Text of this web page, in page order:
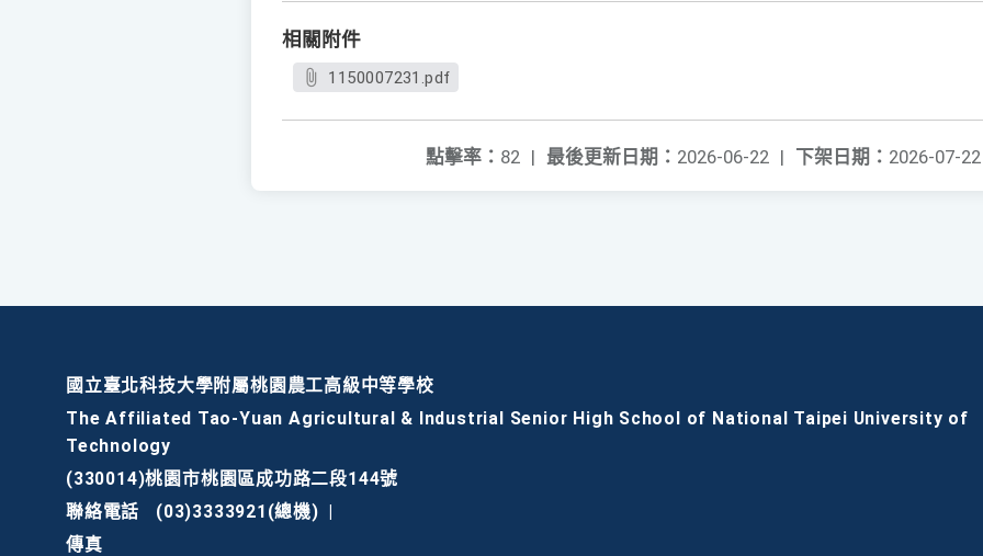
相關附件
1150007231.pdf
下架日期： 2026-07-22
最後更新日期： 2026-06-22 |
點擊率： 82 |
國立臺北科技大學附屬桃園農工高級中等學校
The Affiliated Tao-Yuan Agricultural & Industrial Senior High School of National Taipei University of
Technology
(330014)桃園市桃園區成功路二段144號
聯絡電話
(03)3333921(總機)
傳真